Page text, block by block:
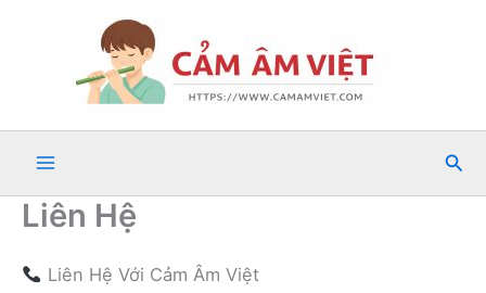
Tìm
Liên Hệ
Liên Hệ Với Cảm Âm Việt